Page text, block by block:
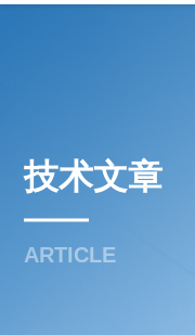
技术文章
ARTICLE